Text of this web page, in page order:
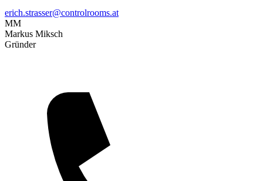
erich.strasser@controlrooms.at
MM
Markus Miksch
Gründer